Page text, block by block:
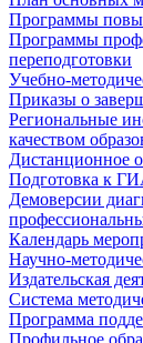
Программы
Программы
переподготовки
Учебно-
Приказы о
Региональные
качеством
Дистанционное
Подготовка к
Демоверсии
Календарь
Научно-
Издательская
Система
Программа
Профильное